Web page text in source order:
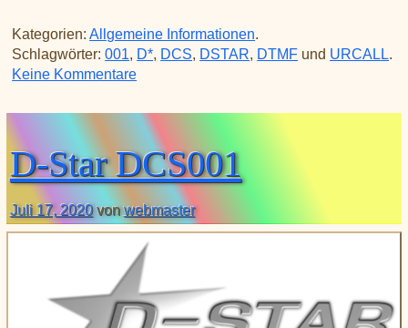
Kategorien: Allgemeine Informationen.
Schlagwörter: 001, D*, DCS, DSTAR, DTMF und URCALL.
Keine Kommentarezu D-Star DCS002
D-Star DCS001
Juli 17, 2020 vonwebmaster